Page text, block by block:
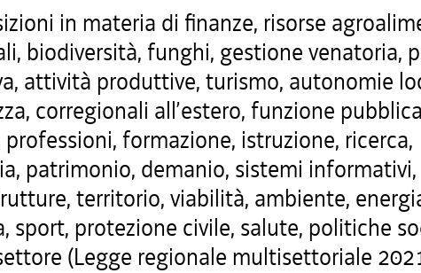
in materia di finanze, risorse
biodiversità, funghi, gestione venatoria,
attività produttive, turismo, autonomie
corregionali all’estero, funzione
professioni, formazione, istruzione, ricerca,
patrimonio, demanio, sistemi informativi,
territorio, viabilità, ambiente,
sport, protezione civile, salute, politiche
(Legge regionale multisettoriale